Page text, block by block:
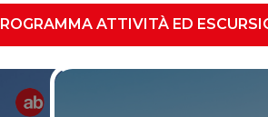
ATTIVITÀ ED